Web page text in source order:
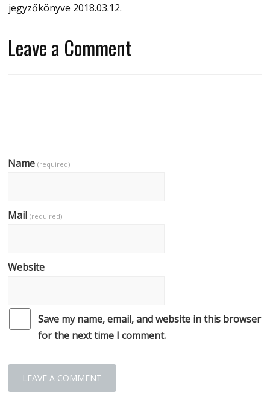
jegyzőkönyve 2018.03.12.
Leave a Comment
Name(required)
Mail(required)
Website
Save my name, email, and website in this browser
for the next time I comment.